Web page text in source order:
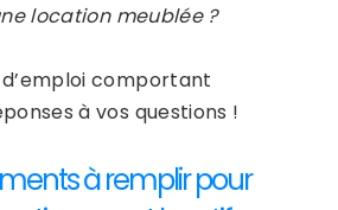
location meublée ?
comportant
à vos questions !
à remplir pour